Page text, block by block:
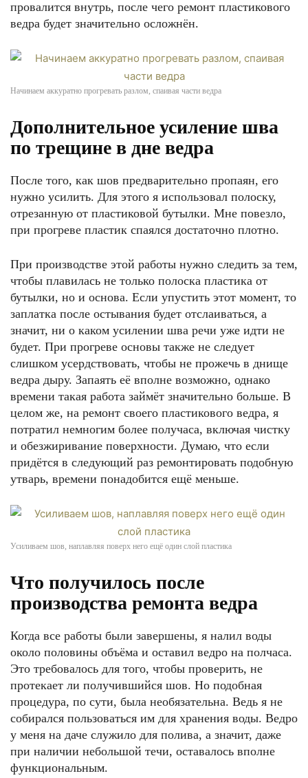
провалится внутрь, после чего ремонт пластикового
ведра будет значительно осложнён.
Начинаем аккуратно прогревать разлом, спаивая части ведра
Дополнительное усиление шва
по трещине в дне ведра
После того, как шов предварительно пропаян, его
нужно усилить. Для этого я использовал полоску,
отрезанную от пластиковой бутылки. Мне повезло,
при прогреве пластик спаялся достаточно плотно.
При производстве этой работы нужно следить за тем,
чтобы плавилась не только полоска пластика от
бутылки, но и основа. Если упустить этот момент, то
заплатка после остывания будет отслаиваться, а
значит, ни о каком усилении шва речи уже идти не
будет. При прогреве основы также не следует
слишком усердствовать, чтобы не прожечь в днище
ведра дыру. Запаять её вполне возможно, однако
времени такая работа займёт значительно больше. В
целом же, на ремонт своего пластикового ведра, я
потратил немногим более получаса, включая чистку
и обезжиривание поверхности. Думаю, что если
придётся в следующий раз ремонтировать подобную
утварь, времени понадобится ещё меньше.
Усиливаем шов, наплавляя поверх него ещё один слой пластика
Что получилось после
производства ремонта ведра
Когда все работы были завершены, я налил воды
около половины объёма и оставил ведро на полчаса.
Это требовалось для того, чтобы проверить, не
протекает ли получившийся шов. Но подобная
процедура, по сути, была необязательна. Ведь я не
собирался пользоваться им для хранения воды. Ведро
у меня на даче служило для полива, а значит, даже
при наличии небольшой течи, оставалось вполне
функциональным.